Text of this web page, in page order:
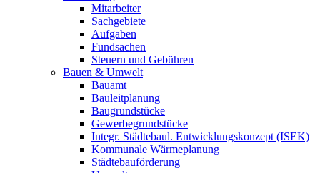
Mitarbeiter
Sachgebiete
Aufgaben
Fundsachen
Steuern und Gebühren
Bauen & Umwelt
Bauamt
Bauleitplanung
Baugrundstücke
Gewerbegrundstücke
Integr. Städtebaul. Entwicklungskonzept (ISEK)
Kommunale Wärmeplanung
Städtebauförderung